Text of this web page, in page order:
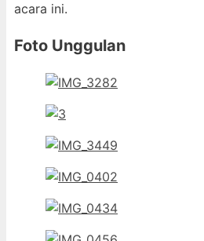
acara ini.
Foto Unggulan